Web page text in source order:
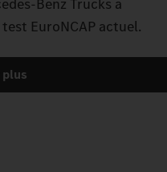
Benz Trucks a
EuroNCAP actuel.
plus